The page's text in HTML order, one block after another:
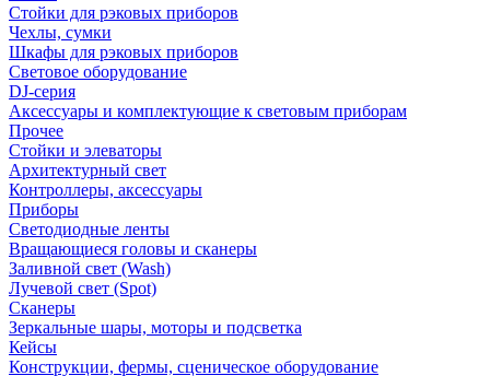
Стойки для рэковых приборов
Чехлы, сумки
Шкафы для рэковых приборов
Световое оборудование
DJ-серия
Аксессуары и комплектующие к световым приборам
Прочее
Стойки и элеваторы
Архитектурный свет
Контроллеры, аксессуары
Приборы
Светодиодные ленты
Вращающиеся головы и сканеры
Заливной свет (Wash)
Лучевой свет (Spot)
Сканеры
Зеркальные шары, моторы и подсветка
Кейсы
Конструкции, фермы, сценическое оборудование